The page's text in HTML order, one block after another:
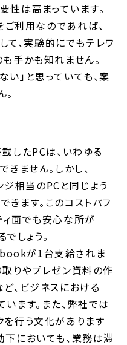
性は高まっています。
利用なのであれば、
、実験的にでもテレワ
手かも知れません。
」と思っていても、案
したPCは、いわゆる
きません。しかし、
相当のPCと同じよう
ます。このコストパフ
ィ面でも安心な所が
しょう。
が1台支給されま
りやプレゼン資料の作
、ビジネスにおける
ます。また、弊社では
を行う文化があります
においても、業務は滞